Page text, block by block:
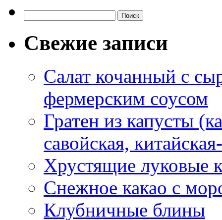
Свежие записи
Салат кочанный с
фермерским соусом
Гратен из капусты
савойская,
Хрустящие луковые
Снежное какао с
Клубничные блины